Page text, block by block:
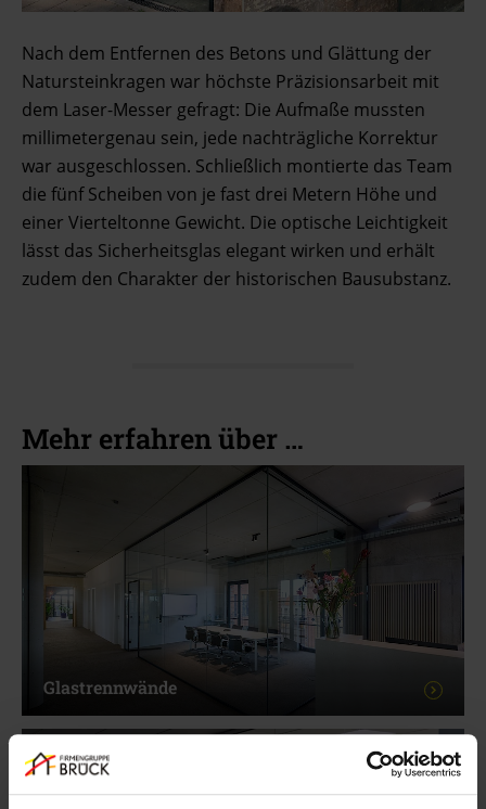
Nach dem Entfernen des Betons und Glättung der
Natursteinkragen war höchste Präzisionsarbeit mit
dem Laser-Messer gefragt: Die Aufmaße mussten
millimetergenau sein, jede nachträgliche Korrektur
war ausgeschlossen. Schließlich montierte das Team
die fünf Scheiben von je fast drei Metern Höhe und
einer Vierteltonne Gewicht. Die optische Leichtigkeit
lässt das Sicherheitsglas elegant wirken und erhält
zudem den Charakter der historischen Bausubstanz.
Mehr erfahren über …
Glastrennwände